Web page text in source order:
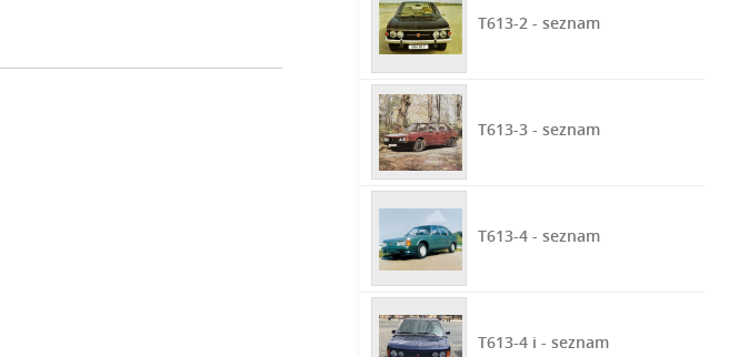
T613-2 - seznam
T613-3 - seznam
T613-4 - seznam
T613-4 i - seznam